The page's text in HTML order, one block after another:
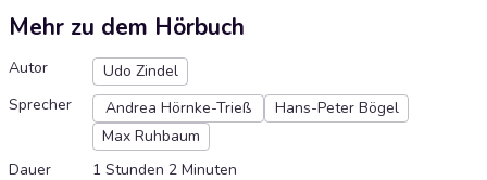
Mehr zu dem Hörbuch
Autor
Udo Zindel
Sprecher
Andrea Hörnke-Trieß
Hans-Peter Bögel
Max Ruhbaum
Dauer
1 Stunden 2 Minuten